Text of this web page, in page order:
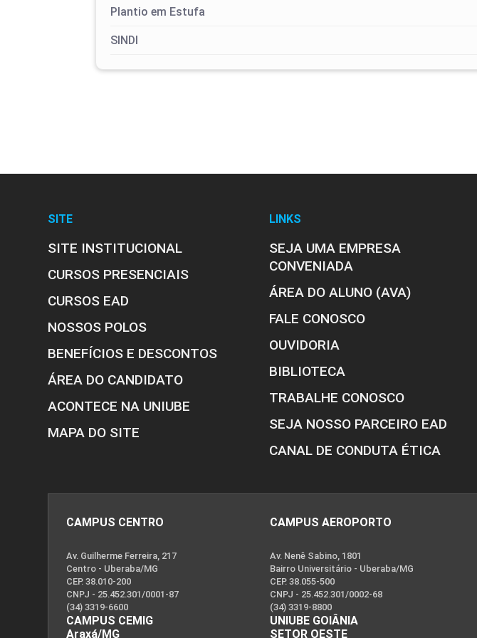
Plantio em Estufa
SINDI
SITE
SITE INSTITUCIONAL
CURSOS PRESENCIAIS
CURSOS EAD
NOSSOS POLOS
BENEFÍCIOS E DESCONTOS
ÁREA DO CANDIDATO
ACONTECE NA UNIUBE
MAPA DO SITE
LINKS
SEJA UMA EMPRESA
CONVENIADA
ÁREA DO ALUNO (AVA)
FALE CONOSCO
OUVIDORIA
BIBLIOTECA
TRABALHE CONOSCO
SEJA NOSSO PARCEIRO EAD
CANAL DE CONDUTA ÉTICA
CAMPUS CENTRO
Av. Guilherme Ferreira, 217
Centro - Uberaba/MG
CEP. 38.010-200
CNPJ - 25.452.301/0001-87
(34) 3319-6600
CAMPUS CEMIG
Araxá/MG
CAMPUS AEROPORTO
Av. Nenê Sabino, 1801
Bairro Universitário - Uberaba/MG
CEP. 38.055-500
CNPJ - 25.452.301/0002-68
(34) 3319-8800
UNIUBE GOIÂNIA
SETOR OESTE